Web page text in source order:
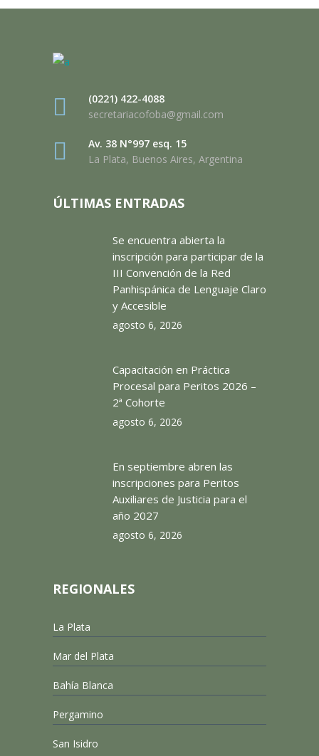
(0221) 422-4088
secretariacofoba@gmail.com
Av. 38 N°997 esq. 15
La Plata, Buenos Aires, Argentina
ÚLTIMAS ENTRADAS
Se encuentra abierta la
inscripción para participar de la
III Convención de la Red
Panhispánica de Lenguaje Claro
y Accesible
agosto 6, 2026
Capacitación en Práctica
Procesal para Peritos 2026 –
2ª Cohorte
agosto 6, 2026
En septiembre abren las
inscripciones para Peritos
Auxiliares de Justicia para el
año 2027
agosto 6, 2026
REGIONALES
La Plata
Mar del Plata
Bahía Blanca
Pergamino
San Isidro